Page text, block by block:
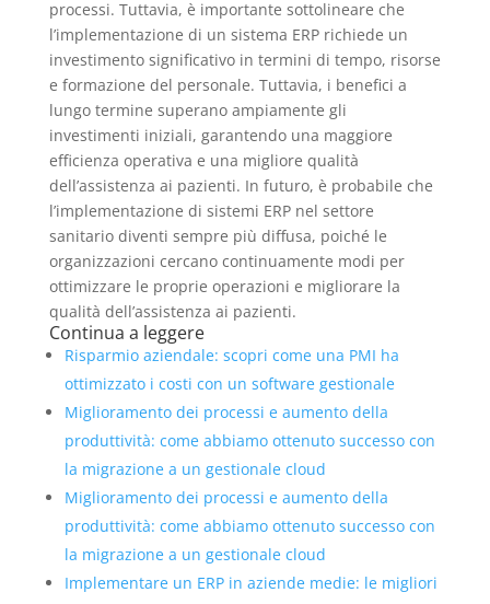
processi. Tuttavia, è importante sottolineare che
l’implementazione di un sistema ERP richiede un
investimento significativo in termini di tempo, risorse
e formazione del personale. Tuttavia, i benefici a
lungo termine superano ampiamente gli
investimenti iniziali, garantendo una maggiore
efficienza operativa e una migliore qualità
dell’assistenza ai pazienti. In futuro, è probabile che
l’implementazione di sistemi ERP nel settore
sanitario diventi sempre più diffusa, poiché le
organizzazioni cercano continuamente modi per
ottimizzare le proprie operazioni e migliorare la
qualità dell’assistenza ai pazienti.
Continua a leggere
Risparmio aziendale: scopri come una PMI ha
ottimizzato i costi con un software gestionale
Miglioramento dei processi e aumento della
produttività: come abbiamo ottenuto successo con
la migrazione a un gestionale cloud
Miglioramento dei processi e aumento della
produttività: come abbiamo ottenuto successo con
la migrazione a un gestionale cloud
Implementare un ERP in aziende medie: le migliori